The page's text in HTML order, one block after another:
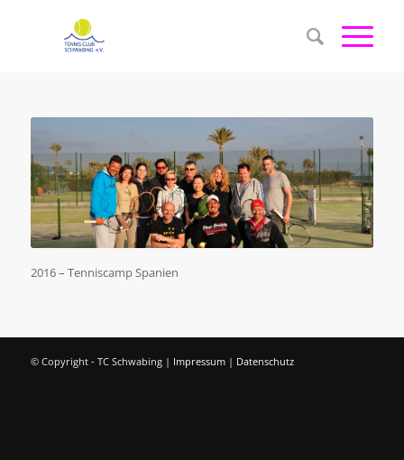
2016 – Tenniscamp Spanien
© Copyright - TC Schwabing | Impressum| Datenschutz